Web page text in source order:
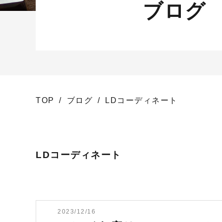
ブログ
TOP ブログ LDコーディネート
LDコーディネート
2023/12/16